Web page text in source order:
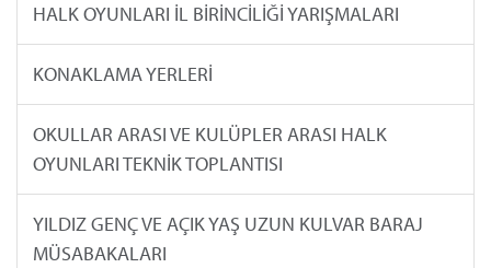
HALK OYUNLARI İL BİRİNCİLİĞİ YARIŞMALARI
KONAKLAMA YERLERİ
OKULLAR ARASI VE KULÜPLER ARASI HALK
OYUNLARI TEKNİK TOPLANTISI
YILDIZ GENÇ VE AÇIK YAŞ UZUN KULVAR BARAJ
MÜSABAKALARI